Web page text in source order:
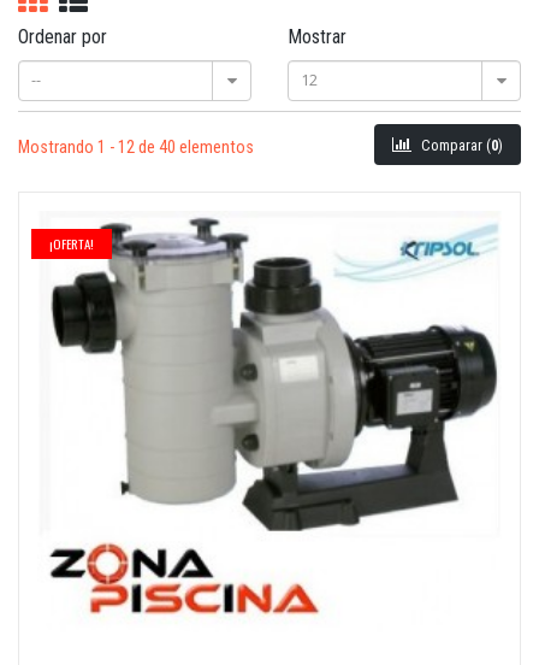
Ordenar por
--
Mostrar
12
Mostrando 1 - 12 de 40 elementos Comparar (0)
¡OFERTA!